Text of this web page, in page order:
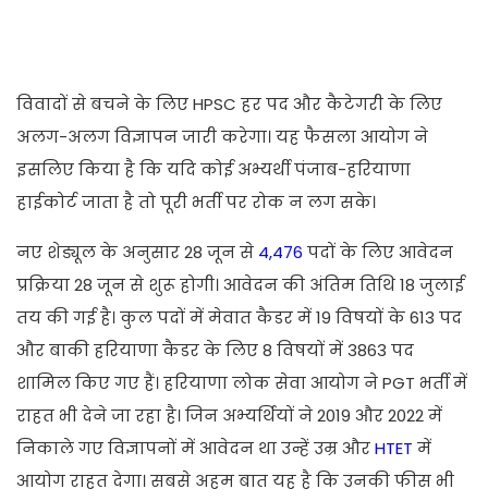
विवादों से बचने के लिए HPSC हर पद और कैटेगरी के लिए
अलग-अलग विज्ञापन जारी करेगा। यह फैसला आयोग ने
इसलिए किया है कि यदि कोई अभ्यर्थी पंजाब-हरियाणा
हाईकोर्ट जाता है तो पूरी भर्ती पर रोक न लग सके।
नए शेड्यूल के अनुसार 28 जून से 4,476 पदों के लिए आवेदन
प्रक्रिया 28 जून से शुरू होगी। आवेदन की अंतिम तिथि 18 जुलाई
तय की गई है। कुल पदों में मेवात कैडर में 19 विषयों के 613 पद
और बाकी हरियाणा कैडर के लिए 8 विषयों में 3863 पद
शामिल किए गए हैं। हरियाणा लोक सेवा आयोग ने PGT भर्ती में
राहत भी देने जा रहा है। जिन अभ्यर्थियों ने 2019 और 2022 में
निकाले गए विज्ञापनों में आवेदन था उन्हें उम्र औरHTET में
आयोग राहत देगा। सबसे अहम बात यह है कि उनकी फीस भी